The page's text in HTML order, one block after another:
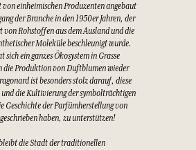
von einheimischen Produzenten angebaut
der Branche in den 1950er Jahren, der
von Rohstoffen aus dem Ausland und die
Moleküle beschleunigt wurde.
sich ein ganzes Ökosystem in Grasse
die Produktion von Duftblumen wieder
ist besonders stolz darauf, diese
und die Kultivierung der symbolträchtigen
Geschichte der Parfümherstellung von
haben, zu unterstützen!
die Stadt der traditionellen